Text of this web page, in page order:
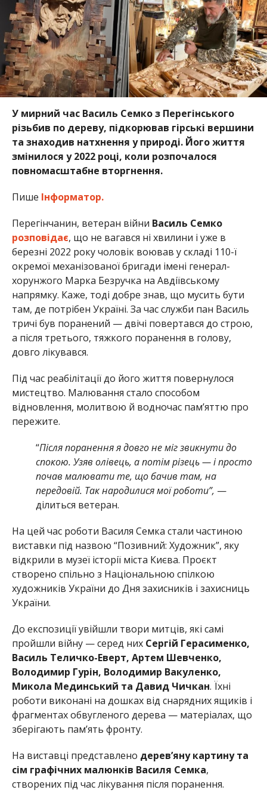
У мирний час Василь Семко з Перегінського
різьбив по дереву, підкорював гірські вершини
та знаходив натхнення у природі. Його життя
змінилося у 2022 році, коли розпочалося
повномасштабне вторгнення.
Пише Інформатор.
Перегінчанин, ветеран війни Василь Семко
розповідає, що не вагався ні хвилини і уже в
березні 2022 року чоловік воював у складі 110-ї
окремої механізованої бригади імені генерал-
хорунжого Марка Безручка на Авдіївському
напрямку. Каже, тоді добре знав, що мусить бути
там, де потрібен Україні. За час служби пан Василь
тричі був поранений — двічі повертався до строю,
а після третього, тяжкого поранення в голову,
довго лікувався.
Під час реабілітації до його життя повернулося
мистецтво. Малювання стало способом
відновлення, молитвою й водночас пам’яттю про
пережите.
“Після поранення я довго не міг звикнути до
спокою. Узяв олівець, а потім різець — і просто
почав малювати те, що бачив там, на
передовій. Так народилися мої роботи”, —
ділиться ветеран.
На цей час роботи Василя Семка стали частиною
виставки під назвою “Позивний: Художник”, яку
відкрили в музеї історії міста Києва. Проєкт
створено спільно з Національною спілкою
художників України до Дня захисників і захисниць
України.
До експозиції увійшли твори митців, які самі
пройшли війну — серед них Сергій Герасименко,
Василь Теличко-Еверт, Артем Шевченко,
Володимир Гурін, Володимир Вакуленко,
Микола Мединський та Давид Чичкан. Їхні
роботи виконані на дошках від снарядних ящиків і
фрагментах обвугленого дерева — матеріалах, що
зберігають пам’ять фронту.
На виставці представлено дерев’яну картину та
сім графічних малюнків Василя Семка,
створених під час лікування після поранення.